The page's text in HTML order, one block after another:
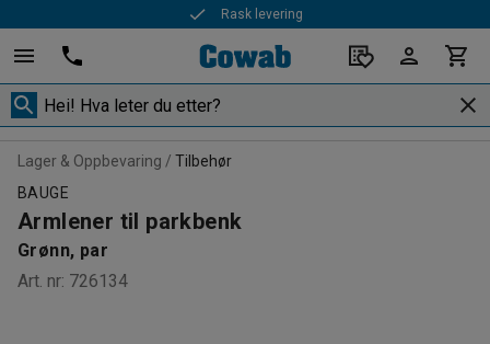
Rask levering
Lager & Oppbevaring
Tilbehør
BAUGE
Armlener til parkbenk
Grønn, par
Art. nr: 726134